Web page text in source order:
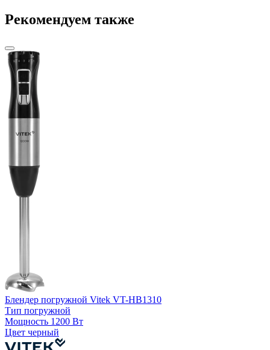
Рекомендуем также
Блендер погружной Vitek VT-HB1310
Тип погружной
Мощность 1200 Вт
Цвет черный